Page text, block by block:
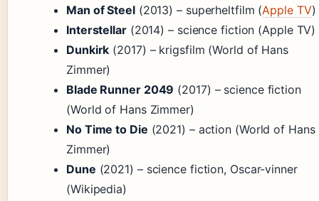
Man of Steel(2013) – superheltfilm (Apple TV)
Interstellar(2014) – science fiction (Apple TV)
Dunkirk (2017) – krigsfilm (World of Hans
Zimmer)
Blade Runner 2049 (2017) – science fiction
(World of Hans Zimmer)
No Time to Die (2021) – action (World of Hans
Zimmer)
Dune (2021) – science fiction, Oscar-vinner
(Wikipedia)